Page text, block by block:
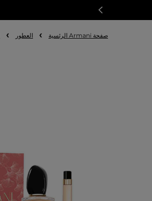
صفحة Armani الرئسية العطور